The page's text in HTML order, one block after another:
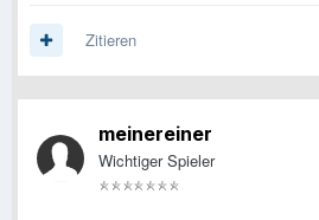
Zitieren
meinereiner
Wichtiger Spieler